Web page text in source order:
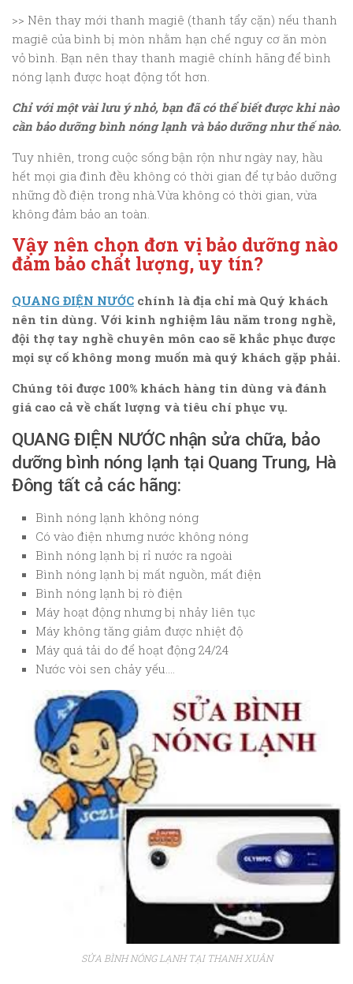
>> Nên thay mới thanh magiê (thanh tẩy cặn) nếu thanh
magiê của bình bị mòn nhằm hạn chế nguy cơ ăn mòn
vỏ bình. Bạn nên thay thanh magiê chính hãng để bình
nóng lạnh được hoạt động tốt hơn.
Chỉ với một vài lưu ý nhỏ, bạn đã có thể biết được khi nào
cần bảo dưỡng bình nóng lạnh và bảo dưỡng như thế nào.
Tuy nhiên, trong cuộc sống bận rộn như ngày nay, hầu
hết mọi gia đình đều không có thời gian để tự bảo dưỡng
những đồ điện trong nhà.Vừa không có thời gian, vừa
không đảm bảo an toàn.
Vậy nên chọn đơn vị bảo dưỡng nào
đảm bảo chất lượng, uy tín?
QUANG ĐIỆN NƯỚC chính là địa chỉ mà Quý khách
nên tin dùng. Với kinh nghiệm lâu năm trong nghề,
đội thợ tay nghề chuyên môn cao sẽ khắc phục được
mọi sự cố không mong muốn mà quý khách gặp phải.
Chúng tôi được 100% khách hàng tin dùng và đánh
giá cao cả về chất lượng và tiêu chí phục vụ.
QUANG ĐIỆN NƯỚC nhận sửa chữa, bảo
dưỡng bình nóng lạnh tại Quang Trung, Hà
Đông tất cả các hãng:
Bình nóng lạnh không nóng
Có vào điện nhưng nước không nóng
Bình nóng lạnh bị rỉ nước ra ngoài
Bình nóng lạnh bị mất nguồn, mất điện
Bình nóng lạnh bị rò điện
Máy hoạt động nhưng bị nhảy liên tục
Máy không tăng giảm được nhiệt độ
Máy quá tải do để hoạt động 24/24
Nước vòi sen chảy yếu….
SỬA BÌNH NÓNG LẠNH TẠI THANH XUÂN